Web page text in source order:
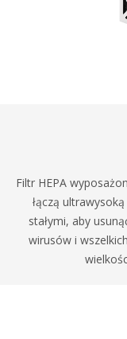
Filtr HEPA
łączą
stałymi, aby
wirusów i